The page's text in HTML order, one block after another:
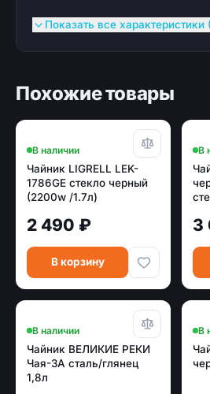
Показать все характеристики
Похожие товары
В наличии
Чайник LIGRELL LEK-
1786GE стекло черный
(2200w /1.7л)
2 490 ₽
В корзину
В
3
В наличии
Чайник ВЕЛИКИЕ РЕКИ
Чая-3А сталь/глянец
1,8л
В